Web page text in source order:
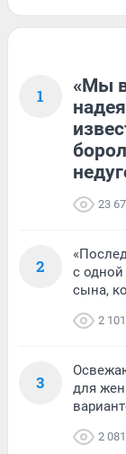
1
«Мы
23
2
с одной
сына,
2 101
3
для
2 081